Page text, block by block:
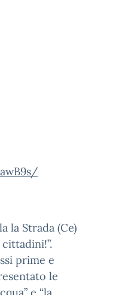
la Strada (Ce)
prime e
le